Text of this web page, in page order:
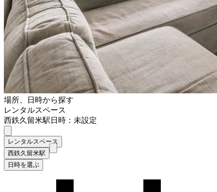
場所、日時から探す
レンタルスペース
西鉄久留米駅日時：未設定
レンタルスペース
西鉄久留米駅
日時を選ぶ